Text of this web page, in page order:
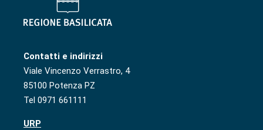
Contatti e indirizzi
Viale Vincenzo Verrastro, 4
85100 Potenza PZ
Tel 0971 661111
URP